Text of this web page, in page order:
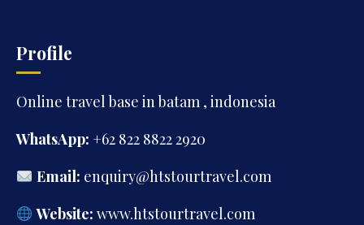
bersih dan nyaman. […]
Profile
Online travel base in batam , indonesia
WhatsApp: +62 822 8822 2920
Email: enquiry@htstourtravel.com
Website: www.htstourtravel.com